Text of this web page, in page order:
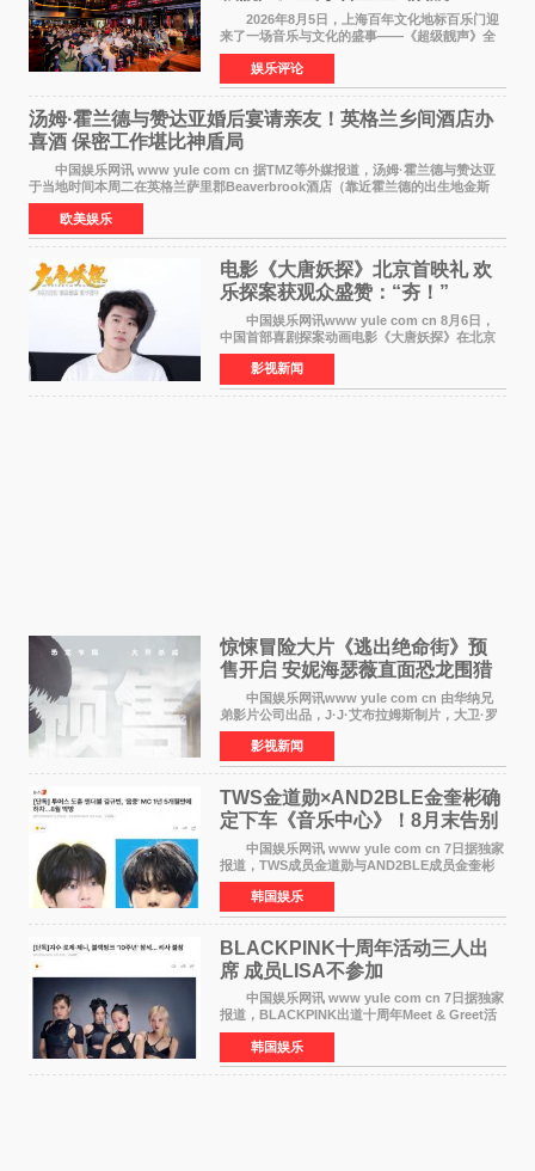
2026年8月5日，上海百年文化地标百乐门迎
来了一场音乐与文化的盛事——《超级靓声》全
国励志音乐公益节目上海唱区新闻发布会暨启动
仪式在此隆重举行。各界领导、嘉宾与媒体朋友
齐聚一堂，共同
娱乐评论
汤姆·霍兰德与赞达亚婚后宴请亲友！英格兰乡间酒店办
喜酒 保密工作堪比神盾局
中国娱乐网讯 www yule com cn 据TMZ等外媒报道，汤姆·霍兰德与赞达亚
于当地时间本周二在英格兰萨里郡Beaverbrook酒店（靠近霍兰德的出生地金斯
顿）举办婚宴，邀请家人与朋友们喝喜酒，庆祝
欧美娱乐
电影《大唐妖探》北京首映礼 欢
乐探案获观众盛赞：“夯！”
中国娱乐网讯www yule com cn 8月6日，
中国首部喜剧探案动画电影《大唐妖探》在北京
举办电影首映礼。导演程腾、联合导演黄珉、总
制片人曹紫建、制片人李莹莹，配音导演张喆，
对白指导程寅，领
影视新闻
惊悚冒险大片《逃出绝命街》预
售开启 安妮海瑟薇直面恐龙围猎
中国娱乐网讯www yule com cn 由华纳兄
弟影片公司出品，J·J·艾布拉姆斯制片，大卫·罗
伯特·米切尔执导，好莱坞巨星安妮·海瑟薇和伊万
·麦克格雷格领衔主演的2026暑期惊悚冒险大片
《逃出绝
影视新闻
TWS金道勋×AND2BLE金奎彬确
定下车《音乐中心》！8月末告别
MC席位
中国娱乐网讯 www yule com cn 7日据独家
报道，TWS成员金道勋与AND2BLE成员金奎彬
将于8月离开《音乐中心》MC的位置。 金道
勋与金奎彬于去年3月与H2H A-NA一起被选为
《音乐中心》MC，约1
韩国娱乐
BLACKPINK十周年活动三人出
席 成员LISA不参加
中国娱乐网讯 www yule com cn 7日据独家
报道，BLACKPINK出道十周年Meet & Greet活
动将由智秀、ROS&Eacute;、JENNIE出席，
LISA将缺席。 此前BLACKPINK所属社YG并
未为组合出道十周年做
韩国娱乐